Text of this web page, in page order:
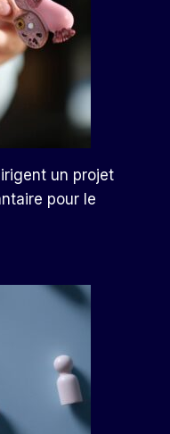
un projet
pour le